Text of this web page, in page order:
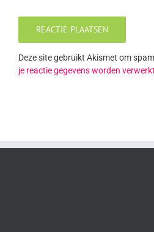
Deze site gebruikt Akismet om
je reactie gegevens worden verwerkt